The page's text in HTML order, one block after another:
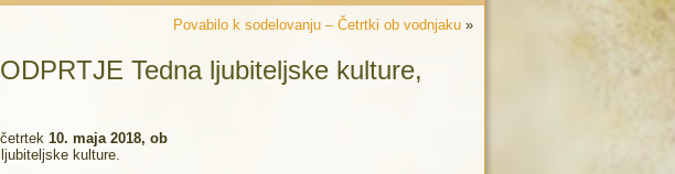
Povabilo k sodelovanju – Četrtki ob vodnjaku »
Tedna ljubiteljske kulture,
10. maja 2018, ob
kulture.